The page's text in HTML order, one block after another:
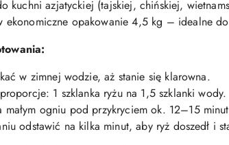
kuchni azjatyckiej (tajskiej, chińskiej,
ekonomiczne opakowanie 4,5 kg – idealne
w zimnej wodzie, aż stanie się klarowna.
1 szklanka ryżu na 1,5 szklanki wody.
małym ogniu pod przykryciem ok. 12–15
odstawić na kilka minut, aby ryż doszedł i